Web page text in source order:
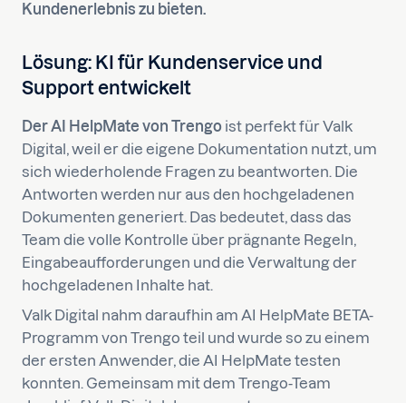
Kundenerlebnis zu bieten.
Lösung: KI für Kundenservice und
Support entwickelt
Der AI HelpMate von Trengo ist perfekt für Valk
Digital, weil er die eigene Dokumentation nutzt, um
sich wiederholende Fragen zu beantworten. Die
Antworten werden nur aus den hochgeladenen
Dokumenten generiert. Das bedeutet, dass das
Team die volle Kontrolle über prägnante Regeln,
Eingabeaufforderungen und die Verwaltung der
hochgeladenen Inhalte hat.
Valk Digital nahm daraufhin am AI HelpMate BETA-
Programm von Trengo teil und wurde so zu einem
der ersten Anwender, die AI HelpMate testen
konnten. Gemeinsam mit dem Trengo-Team